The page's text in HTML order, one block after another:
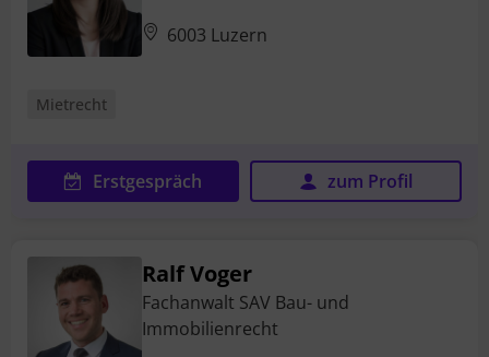
6003 Luzern
Mietrecht
Erstgespräch zum Profil
Ralf Voger
Fachanwalt SAV Bau- und
Immobilienrecht